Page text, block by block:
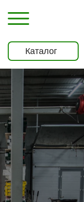
Каталог